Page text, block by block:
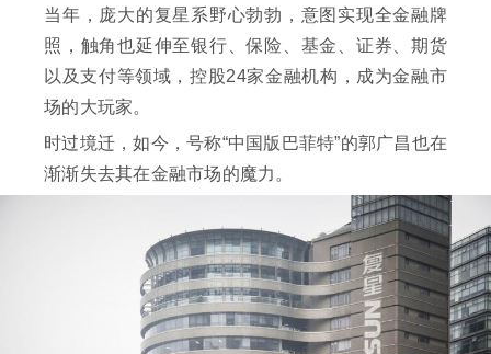
当年，庞大的复星系野心勃勃，意图实现全金融牌
照，触角也延伸至银行、保险、基金、证券、期货
以及支付等领域，控股24家金融机构，成为金融市
场的大玩家。
时过境迁，如今，号称“中国版巴菲特”的郭广昌也在
渐渐失去其在金融市场的魔力。